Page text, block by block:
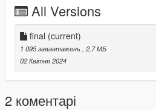
All Versions
final (current)
1 095 завантажень
, 2,7 МБ
02 Квітня 2024
2 коментарі